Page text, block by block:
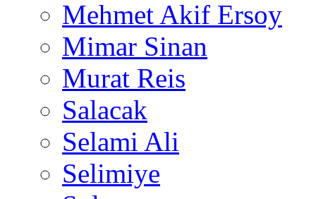
Mehmet Akif Ersoy
Mimar Sinan
Murat Reis
Salacak
Selami Ali
Selimiye